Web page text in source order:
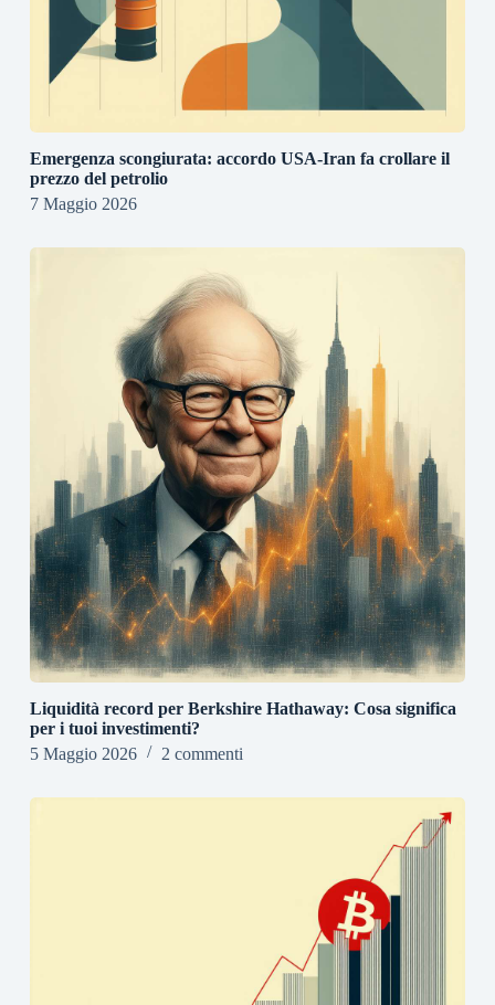
Emergenza scongiurata: accordo USA-Iran fa crollare il
prezzo del petrolio
7 Maggio 2026
Liquidità record per Berkshire Hathaway: Cosa significa
per i tuoi investimenti?
5 Maggio 2026
2 commenti